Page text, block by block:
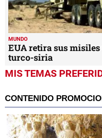
MUNDO
EUA retira sus
turco-siria
MIS TEMAS